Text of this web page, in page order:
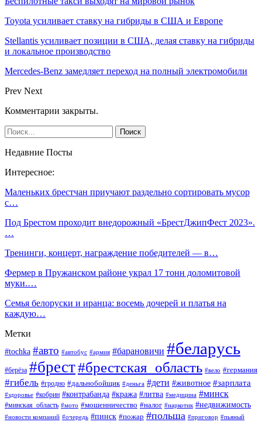
Toyota усиливает ставку на гибриды в США и Европе
Stellantis усиливает позиции в США, делая ставку на гибриды
и локальное производство
Mercedes-Benz замедляет переход на полный электромобили
Prev Next
Комментарии закрыты.
Недавние Посты
Интересное:
Маленьких брестчан приучают раздельно сортировать мусор
с…
Под Брестом проходит внедорожный «БрестДжипФест 2023».
…
Тренинги, концерт, награждение победителей — в…
Фермер в Пружанском районе украл 17 тонн доломитовой
муки.…
Семья белоруски и иранца: восемь дочерей и платья на
каждую…
Метки
#tochka #авто #автобус #армия #барановичи #беларусь
#берёза #брест#брестская_область #вело #германия
#гибель #гродно #дальнобойщик #деньга #дети #животное #зарплата
#здоровье #кобрин #контрабанда #кража #литва #медицина #минск
#минская_область #мото #мошенничество #налог #наркотик #недвижимость
#новости компаний #очередь #пинск #пожар #польша #приговор #пьяный